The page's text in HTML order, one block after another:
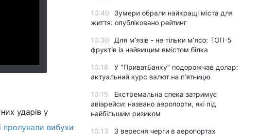
ударів у
пролунали вибухи
10:40
Зумери обрали найкращі міста для
життя: опубліковано рейтинг
10:30
Для м’язів - не тільки м’ясо: ТОП-5
фруктів із найвищим вмістом білка
10:18
У "ПриватБанку" подорожчав долар:
актуальний курс валют на п’ятницю
10:15
Екстремальна спека затримує
авіарейси: названо аеропорти, які під
найбільшим ризиком
10:13
З вересня черги в аеропортах